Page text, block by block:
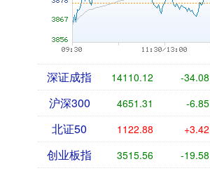
深证成指 14110.12 -34.08
沪深300 4651.31 -6.85
北证50 1122.88 +3.42
创业板指 3515.56 -19.58